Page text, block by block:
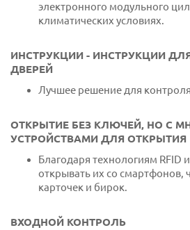
электронного модульного
климатических условиях.
ИНСТРУКЦИИ - ИНСТРУКЦИИ
ДВЕРЕЙ
Лучшее решение для
ОТКРЫТИЕ БЕЗ КЛЮЧЕЙ, НО С
УСТРОЙСТВАМИ ДЛЯ ОТКРЫТИЯ
Благодаря технологиям
открывать их со смартфонов,
карточек и бирок.
ВХОДНОЙ КОНТРОЛЬ